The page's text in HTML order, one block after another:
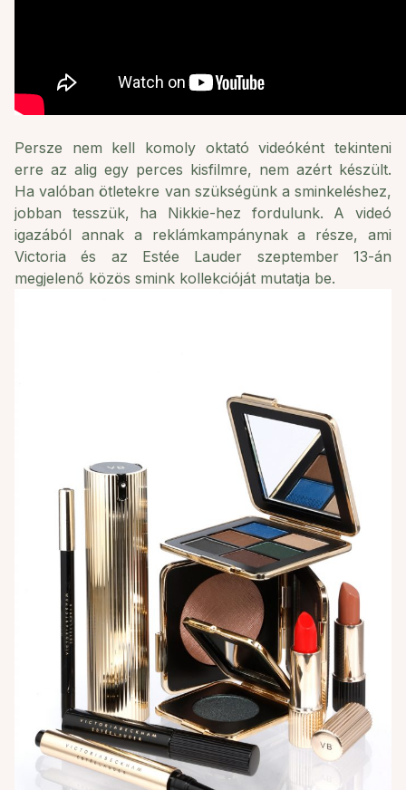
Persze nem kell komoly oktató videóként tekinteni
erre az alig egy perces kisfilmre, nem azért készült.
Ha valóban ötletekre van szükségünk a sminkeléshez,
jobban tesszük, ha Nikkie-hez fordulunk. A videó
igazából annak a reklámkampánynak a része, ami
Victoria és az Estée Lauder szeptember 13-án
megjelenő közös smink kollekcióját mutatja be.